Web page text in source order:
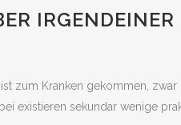
IRGENDEINER
zum Kranken gekommen, zwar
existieren sekundar wenige